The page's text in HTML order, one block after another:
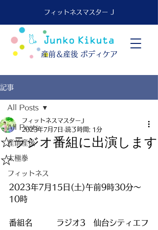
フィットネスマスター J
​産前＆産後 ボディケア
記事
All Posts
産前産後
太極拳
フィットネス
All Posts
☆ラジオ番組に出演します
☆
フィットネスマスターJ
2023年7月7日 読了時間: 1分
2023年7月15日(土)午前9時30分～
10時
番組名　　　ラジオ3　仙台シティエフ